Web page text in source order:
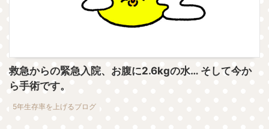
救急からの緊急入院、お腹に2.6kgの水… そして今か
ら手術です。
5年生存率を上げるブログ